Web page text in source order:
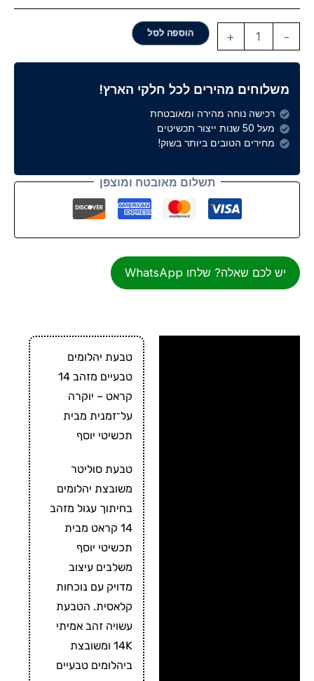
-
+ הוספה לסל
משלוחים מהירים לכל חלקי הארץ!
רכישה נוחה מהירה ומאובטחת
מעל 50 שנות ייצור תכשיטים
מחירים הטובים ביותר בשוק!
תשלום מאובטח ומוצפן
יש לכם שאלה? שלחו WhatsApp
טבעת יהלומים
טבעיים מזהב 14
קראט – יוקרה
על־זמנית מבית
תכשיטי יוסף
טבעת סוליטר
משובצת יהלומים
בחיתוך עגול מזהב
14 קראט מבית
תכשיטי יוסף
משלבים עיצוב
מדויק עם נוכחות
קלאסית. הטבעת
עשויה זהב אמיתי
14K ומשובצת
ביהלומים טבעיים